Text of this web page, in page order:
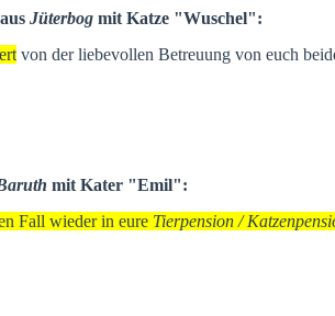
Jüterbog mit Katze "Wuschel":
von der liebevollen Betreuung von euch
mit Kater "Emil":
Fall wieder in eure Tierpension /